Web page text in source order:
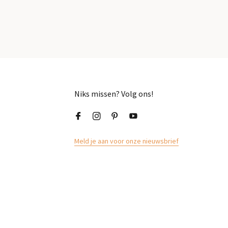
Niks missen? Volg ons!
Meld je aan voor onze nieuwsbrief